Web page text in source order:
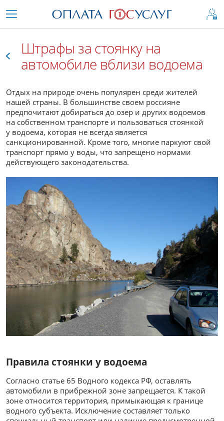
Штрафы за стоянку на
автомобиле вблизи водоема
Отдых на природе очень популярен среди жителей
нашей страны. В большинстве своем россияне
предпочитают добираться до озер и других водоемов
на собственном транспорте и пользоваться стоянкой
у водоема, которая не всегда является
санкционированной. Кроме того, многие паркуют свой
транспорт прямо у воды, что запрещено нормами
действующего законодательства.
Правила стоянки у водоема
Согласно статье 65 Водного кодекса РФ, оставлять
автомобили в прибрежной зоне запрещается. К такой
зоне относится территория, примыкающая к границе
водного субъекта. Исключение составляет только